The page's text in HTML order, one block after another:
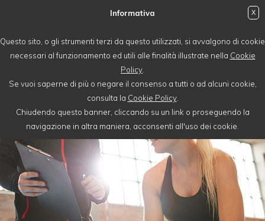
Informativa
Questo sito, o gli strumenti terzi da questo utilizzati, si avvalgono di cookie
necessari al funzionamento ed utili alle finalità illustrate nella Cookie
Policy
Se vuoi saperne di più o negare il consenso a tutti o ad alcuni cookie,
consulta la Cookie Policy.
Chiudendo questo banner, cliccando su un link o proseguendo la
navigazione in altra maniera, acconsenti all'uso dei cookie.
X